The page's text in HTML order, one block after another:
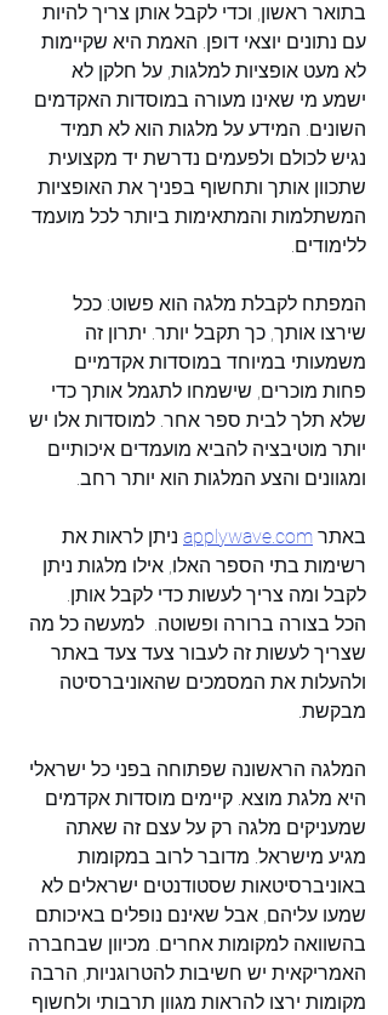
בתואר ראשון, וכדי לקבל אותן צריך להיות
עם נתונים יוצאי דופן. האמת היא שקיימות
לא מעט אופציות למלגות, על חלקן לא
ישמע מי שאינו מעורה במוסדות האקדמים
השונים. המידע על מלגות הוא לא תמיד
נגיש לכולם ולפעמים נדרשת יד מקצועית
שתכוון אותך ותחשוף בפניך את האופציות
המשתלמות והמתאימות ביותר לכל מועמד
ללימודים.
המפתח לקבלת מלגה הוא פשוט: ככל
שירצו אותך, כך תקבל יותר. יתרון זה
משמעותי במיוחד במוסדות אקדמיים
פחות מוכרים, שישמחו לתגמל אותך כדי
שלא תלך לבית ספר אחר. למוסדות אלו יש
יותר מוטיבציה להביא מועמדים איכותיים
ומגוונים והצע המלגות הוא יותר רחב.
באתר applywave.com ניתן לראות את
רשימות בתי הספר האלו, אילו מלגות ניתן
לקבל ומה צריך לעשות כדי לקבל אותן.
הכל בצורה ברורה ופשוטה.  למעשה כל מה
שצריך לעשות זה לעבור צעד צעד באתר
ולהעלות את המסמכים שהאוניברסיטה
מבקשת.
המלגה הראשונה שפתוחה בפני כל ישראלי
היא מלגת מוצא. קיימים מוסדות אקדמים
שמעניקים מלגה רק על עצם זה שאתה
מגיע מישראל. מדובר לרוב במקומות
באוניברסיטאות שסטודנטים ישראלים לא
שמעו עליהם, אבל שאינם נופלים באיכותם
בהשוואה למקומות אחרים. מכיוון שבחברה
האמריקאית יש חשיבות להטרוגניות, הרבה
מקומות ירצו להראות מגוון תרבותי ולחשוף